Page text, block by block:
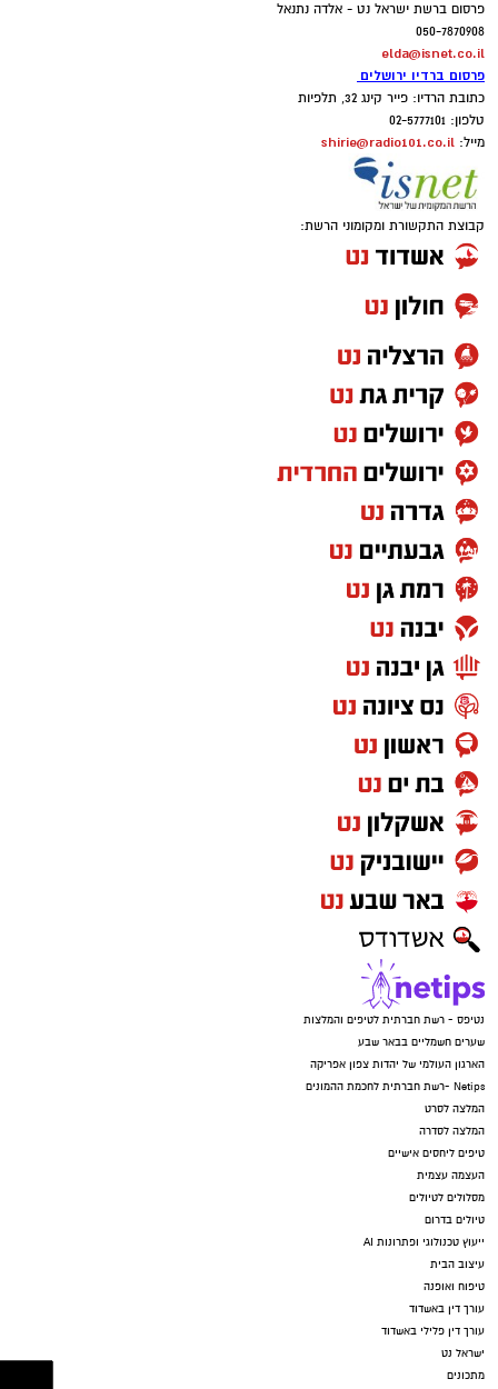
פרסום ברשת ישראל נט - אלדה נתנאל
050-7870908
elda@isnet.co.il
פרסום ברדיו ירושלים
כתובת הרדיו: פייר קינג 32, תלפיות
טלפון: 02-5777101
מייל: shirie@radio101.co.il
קבוצת התקשורת ומקומוני הרשת:
נטיפס - רשת חברתית לטיפים והמלצות
שערים חשמליים בבאר שבע
הארגון העולמי של יהדות צפון אפריקה
Netips -רשת חברתית לחכמת ההמונים
המלצה לסרט
המלצה לסדרה
טיפים ליחסים אישיים
העצמה עצמית
מסלולים לטיולים
טיולים בדרום
ייעוץ טכנולוגי ופתרונות AI
עיצוב הבית
טיפוח ואופנה
עורך דין באשדוד
עורך דין פלילי באשדוד
ישראל נט
מתכונים